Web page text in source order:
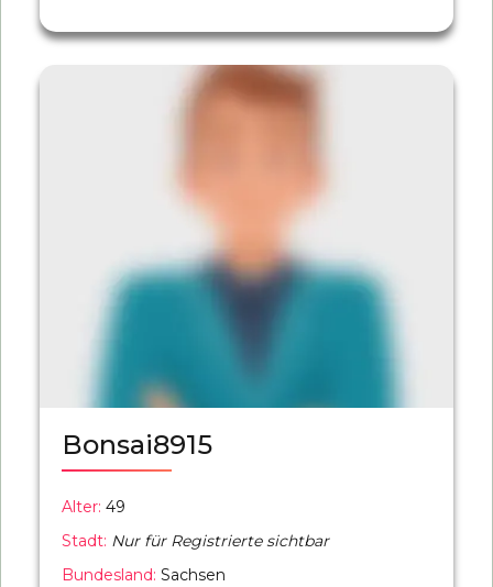
Bonsai8915
Alter: 49
Stadt: Nur für Registrierte sichtbar
Bundesland: Sachsen